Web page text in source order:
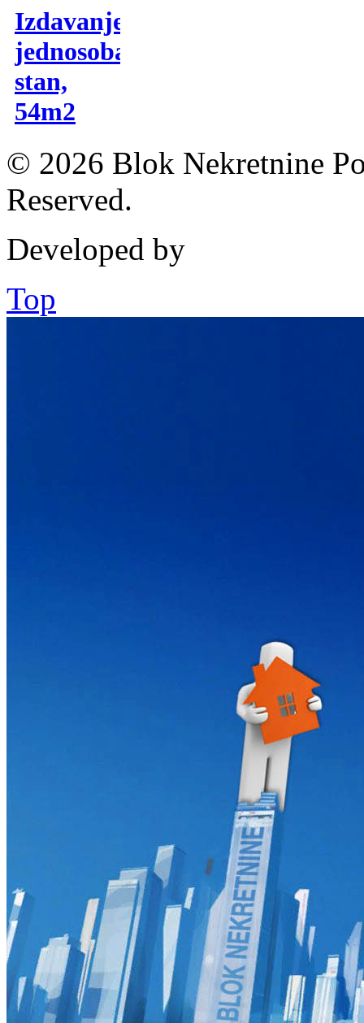
Izdavanje,
jednosoban
stan,
54m2
© 2026 Blok Nekretnine
Reserved.
Developed by
Top